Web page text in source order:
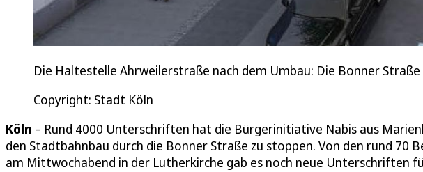
Die Haltestelle Ahrweilerstraße nach dem Umbau: Die Bonner
Copyright: Stadt Köln
Köln – Rund 4000 Unterschriften hat die Bürgerinitiative Nabis aus
den Stadtbahnbau durch die Bonner Straße zu stoppen. Von den rund 70
am Mittwochabend in der Lutherkirche gab es noch neue Unterschriften